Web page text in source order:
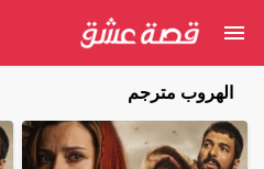
الهروب مترجم